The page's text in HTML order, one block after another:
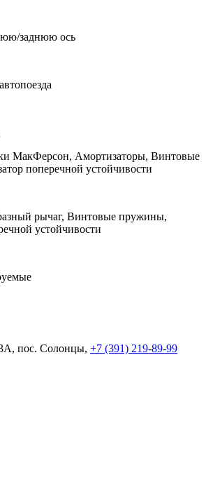
заднюю ось
МакФерсон, Амортизаторы, Винтовые
поперечной устойчивости
рычаг, Винтовые пружины,
устойчивости
пос. Солонцы, +7 (391) 219-89-99